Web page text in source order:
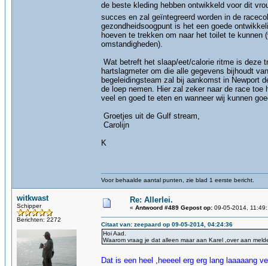
de beste kleding hebben ontwikkeld voor dit
succes en zal geïntegreerd worden in de
gezondheidsoogpunt is het een goede
hoeven te trekken om naar het toilet te
omstandigheden).
Wat betreft het slaap/eet/calorie ritme is deze
hartslagmeter om die alle gegevens bijhoudt
begeleidingsteam zal bij aankomst in Newport
de loep nemen. Hier zal zeker naar de race
veel en goed te eten en wanneer wij kunnen
Groetjes uit de Gulf stream,
Carolijn
K
Voor behaalde aantal punten, zie blad 1 eerste bericht.
witkwast
Schipper
Berichten: 2272
Re: Allerlei.
« Antwoord #489 Gepost op: 09-05-2014,
Citaat van: zeepaard op 09-05-2014, 04:24:36
Hoi Aad.
Waarom vraag je dat alleen maar aan Karel ,over aan
Dat is een heel ,heeeel erg erg lang laaaaang